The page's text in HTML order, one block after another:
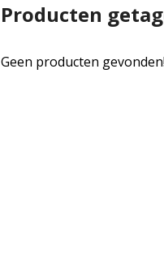
Producten
Geen producten gevonden!